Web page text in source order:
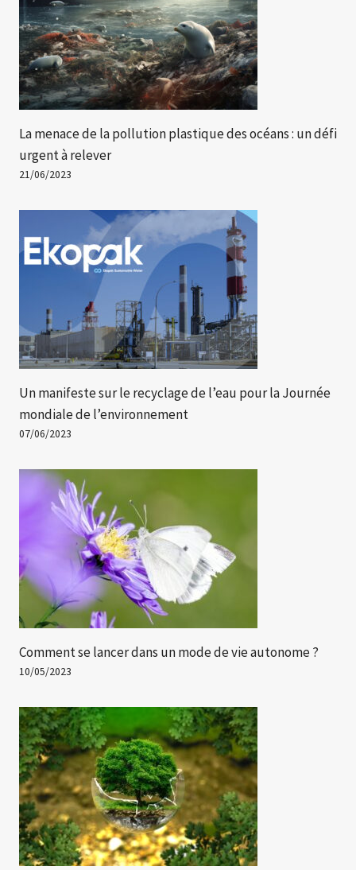
La menace de la pollution plastique des océans : un défi
urgent à relever
21/06/2023
Un manifeste sur le recyclage de l’eau pour la Journée
mondiale de l’environnement
07/06/2023
Comment se lancer dans un mode de vie autonome ?
10/05/2023